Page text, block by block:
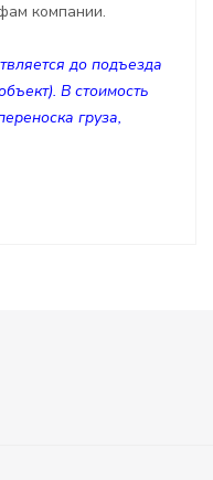
компании.
до подъезда
В стоимость
груза,